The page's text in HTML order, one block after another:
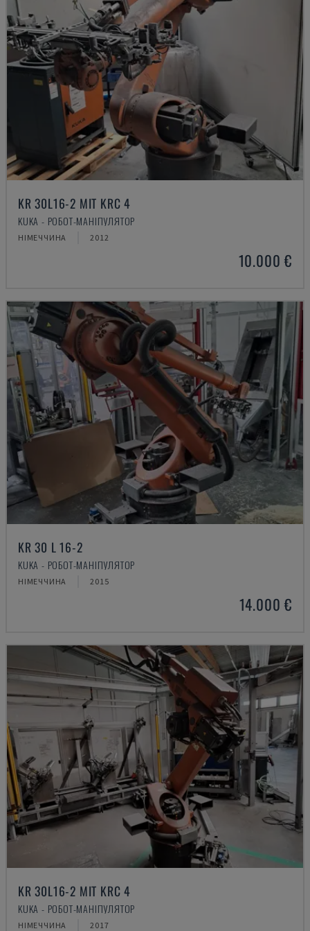
KR 30L16-2 MIT KRC 4
KUKA - РОБОТ-МАНІПУЛЯТОР
НІМЕЧЧИНА 2012
10.000 €
KR 30 L 16-2
KUKA - РОБОТ-МАНІПУЛЯТОР
НІМЕЧЧИНА 2015
14.000 €
KR 30L16-2 MIT KRC 4
KUKA - РОБОТ-МАНІПУЛЯТОР
НІМЕЧЧИНА 2017